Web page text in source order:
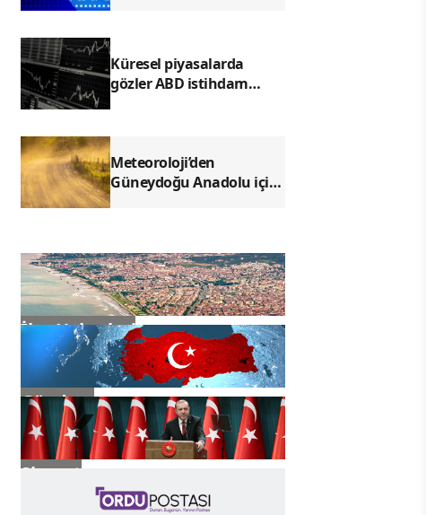
Küresel piyasalarda
gözler ABD istihdam
Meteoroloji’den
Güneydoğu Anadolu için
İlçe Haberleri
Gündem
Siyaset